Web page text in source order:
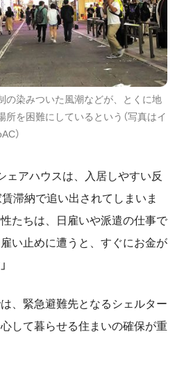
の染みついた風潮などが、とくに地
を困難にしているという（写真はイ
）
ェアハウスは、入居しやすい反
賃滞納で追い出されてしまいま
たちは、日雇いや派遣の仕事で
い止めに遭うと、すぐにお金が
、緊急避難先となるシェルター
して暮らせる住まいの確保が重